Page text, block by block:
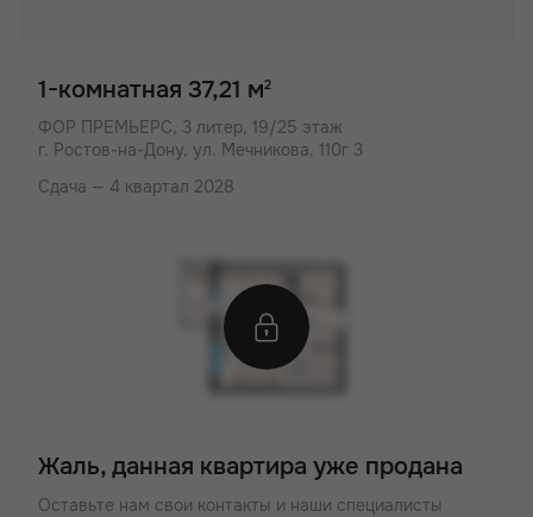
1-комнатная 37,21 м2
ФОР ПРЕМЬЕРС, 3 литер, 19/25 этаж
г. Ростов-на-Дону, ул. Мечникова, 110г 3
Сдача — 4 квартал 2028
Жаль, данная квартира уже продана
Оставьте нам свои контакты и наши специалисты